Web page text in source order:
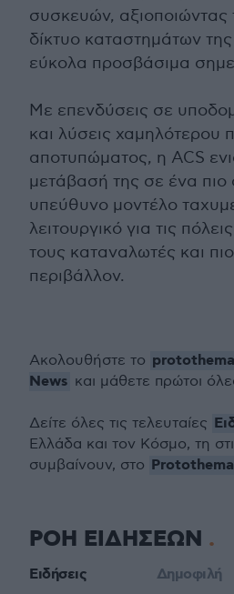
συσκευών, αξιοποιώντας
δίκτυο καταστημάτων
εύκολα προσβάσιμα
Με επενδύσεις σε
και λύσεις χαμηλότερου
αποτυπώματος, η ACS
μετάβασή της σε ένα πιο
υπεύθυνο μοντέλο
λειτουργικό για τις
τους καταναλωτές και
περιβάλλον.
Ακολουθήστε το
News και μάθετε πρώτοι
Δείτε όλες τις τελευταίες
Ελλάδα και τον Κόσμο, τη
συμβαίνουν, στο
ΡΟΗ ΕΙΔΗΣΕΩΝ
Ειδήσεις Δημοφιλή